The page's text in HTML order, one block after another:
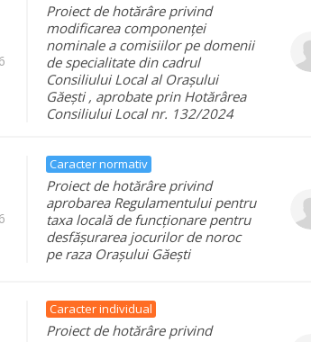
Proiect de hotărâre privind
modificarea componenței
nominale a comisiilor pe domenii
de specialitate din cadrul
Consiliului Local al Orașului
Găești , aprobate prin Hotărârea
Consiliului Local nr. 132/2024
Caracter normativ
Proiect de hotărâre privind
aprobarea Regulamentului pentru
taxa locală de funcționare pentru
desfășurarea jocurilor de noroc
pe raza Orașului Găești
Caracter individual
Proiect de hotărâre privind